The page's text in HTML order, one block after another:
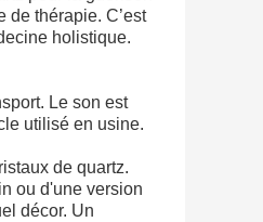
de thérapie. C’est
holistique.
. Le son est
utilisé en usine.
de quartz.
ou d'une version
décor. Un